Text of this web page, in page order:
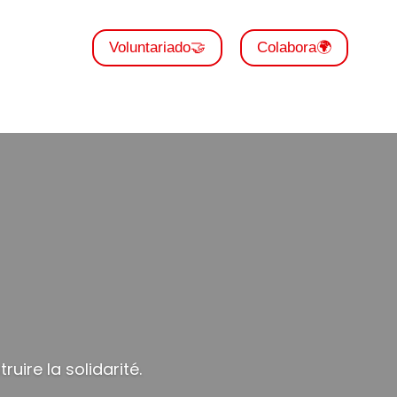
Voluntariado🤝 Colabora🌍
la solidarité.